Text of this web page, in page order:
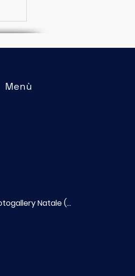
Menù
Natale (...